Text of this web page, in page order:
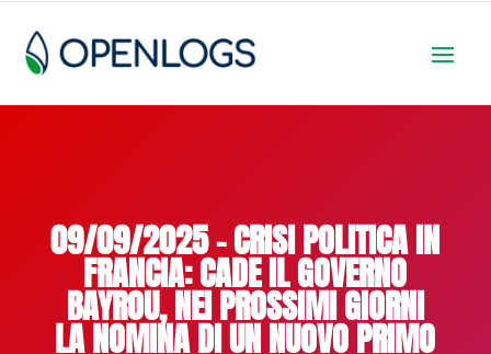
09/09/2025 – CRISI POLITICA IN
FRANCIA: CADE IL GOVERNO
BAYROU, NEI PROSSIMI GIORNI
LA NOMINA DI UN NUOVO PRIMO